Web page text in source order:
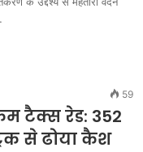
59
टैक्स रेड: 352
से ढोया कैश